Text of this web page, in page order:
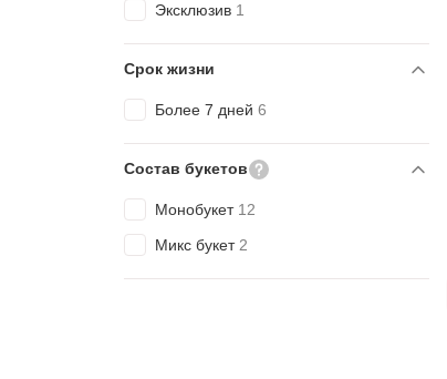
Эксклюзив 1
Срок жизни
Более 7 дней 6
Состав букетов
Монобукет 12
Микс букет 2